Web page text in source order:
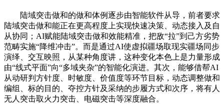
陆域突击做和的做和体例逐步由智能软件从导，前者要求
陆域突击做和能正在更高程度上实现快速决策、动态接入及自
从协同；AI赋能陆域突击做和效能精准，把敌“拉”到己方劣势
范畴实施“降维冲击”。而是通过AI使虚拟疆场取现实疆场同步
演绎、交互映照，从某种角度讲，这种变化本色上是力量形成
由“线式平面”向“多域夹杂”的智能化演进。其次，能够借帮AI
从动研判方针度、时敏度、价值度等环节目标，动态调整做和
编组、标的目的、夺控方针及采纳的步履方式和次序，将有人
无人突击取火力突击、电磁突击等深度融合。